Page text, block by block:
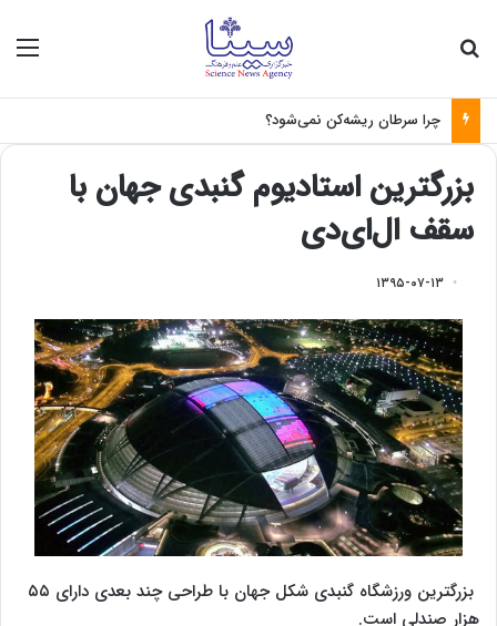
چرا سرطان ریشه‌کن نمی‌شود؟
بزرگترین استادیوم گنبدی جهان با
سقف ال‌ای‌دی
۱۳۹۵-۰۷-۱۳
بزرگترین ورزشگاه گنبدی شکل جهان با طراحی چند بعدی دارای ۵۵
هزار صندلی است.